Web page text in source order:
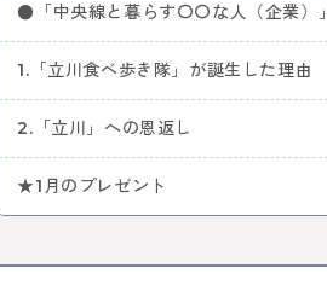
●「中央線と暮らす〇〇な人（企業）」
1.「立川食べ歩き隊」が誕生した理由
2.「立川」への恩返し
★1月のプレゼント